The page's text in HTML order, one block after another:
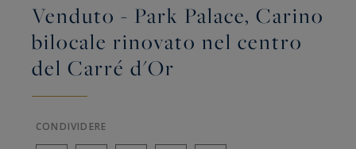
Venduto - Park Palace, Carino
bilocale rinovato nel centro
del Carré d'Or
CONDIVIDERE